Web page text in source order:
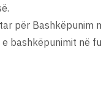
për Bashkëpunim
bashkëpunimit në